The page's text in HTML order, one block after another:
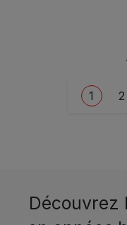
1 2
Découvrez